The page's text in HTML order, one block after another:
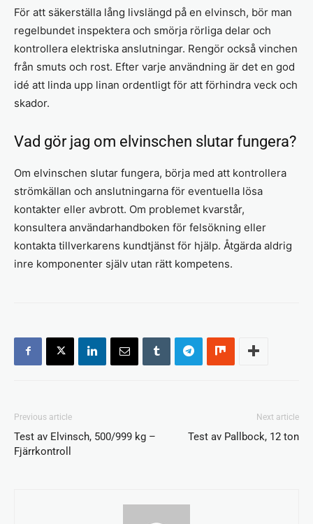
För att säkerställa lång livslängd på en elvinsch, bör man
regelbundet inspektera och smörja rörliga delar och
kontrollera elektriska anslutningar. Rengör också vinchen
från smuts och rost. Efter varje användning är det en god
idé att linda upp linan ordentligt för att förhindra veck och
skador.
Vad gör jag om elvinschen slutar fungera?
Om elvinschen slutar fungera, börja med att kontrollera
strömkällan och anslutningarna för eventuella lösa
kontakter eller avbrott. Om problemet kvarstår,
konsultera användarhandboken för felsökning eller
kontakta tillverkarens kundtjänst för hjälp. Åtgärda aldrig
inre komponenter själv utan rätt kompetens.
Previous article
Test av Elvinsch, 500/999 kg –
Fjärrkontroll
Next article
Test av Pallbock, 12 ton